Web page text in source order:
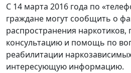
С 14 марта 2016 года по
граждане могут сообщить о
распространения наркотиков,
консультацию и помощь по
реабилитации
интересующую информацию.